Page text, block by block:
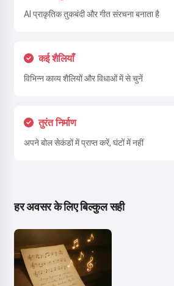
AI प्राकृतिक तुकबंदी और गीत संरचना बनाता है
कई शैलियाँ
विभिन्न काव्य शैलियों और विधाओं में से चुनें
तुरंत निर्माण
अपने बोल सेकंडों में प्राप्त करें, घंटों में नहीं
हर अवसर के लिए बिल्कुल सही